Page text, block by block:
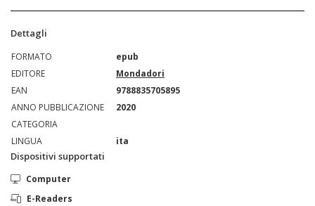
Dettagli
FORMATO
epub
EDITORE
Mondadori
EAN
9788835705895
ANNO PUBBLICAZIONE
2020
CATEGORIA
LINGUA
ita
Dispositivi supportati
Computer
E-Readers